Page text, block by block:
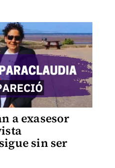
a exasesor
sin ser